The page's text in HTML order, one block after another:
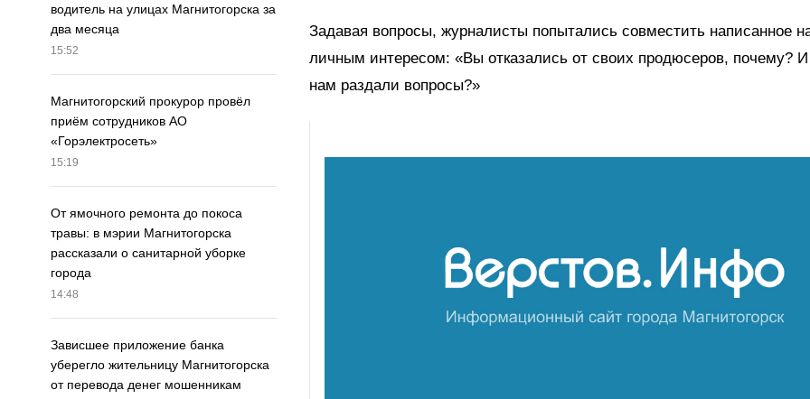
водитель на улицах Магнитогорска за
два месяца
15:52
Магнитогорский прокурор провёл
приём сотрудников АО
«Горэлектросеть»
15:19
От ямочного ремонта до покоса
травы: в мэрии Магнитогорска
рассказали о санитарной уборке
города
14:48
Зависшее приложение банка
уберегло жительницу Магнитогорска
от перевода денег мошенникам
Задавая вопросы, журналисты попытались совместить написанное
личным интересом: «Вы отказались от своих продюсеров, почему?
нам раздали вопросы?»